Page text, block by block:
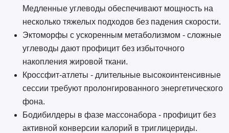
Медленные углеводы обеспечивают мощность на
несколько тяжелых подходов без падения скорости.
Эктоморфы с ускоренным метаболизмом - сложные
углеводы дают профицит без избыточного
накопления жировой ткани.
Кроссфит-атлеты - длительные высокоинтенсивные
сессии требуют пролонгированного энергетического
фона.
Бодибилдеры в фазе массонабора - профицит без
активной конверсии калорий в триглицериды.